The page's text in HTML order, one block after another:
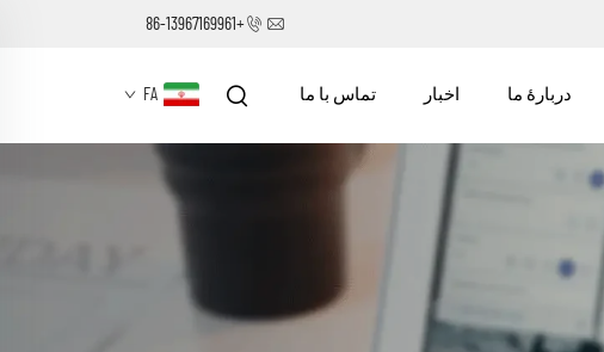
+86-13967169961
دربارهٔ ما اخبار تماس با ما FA